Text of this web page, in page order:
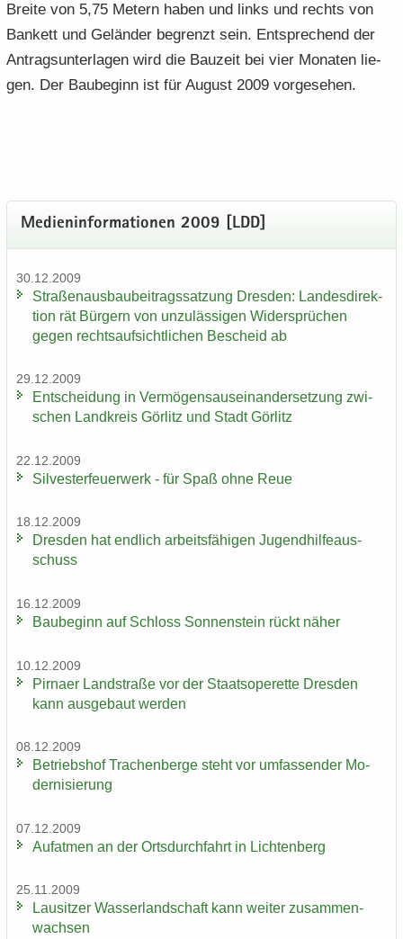
Brei­te von 5,75 Me­tern haben und links und rechts von
Ban­kett und Ge­län­der be­grenzt sein. Ent­spre­chend der
An­trags­un­ter­la­gen wird die Bau­zeit bei vier Mo­na­ten lie­
gen. Der Bau­be­ginn ist für Au­gust 2009 vor­ge­se­hen.
Me­di­en­in­for­ma­tio­nen 2009 [LDD]
30.12.2009
Stra­ßen­aus­bau­bei­trags­sat­zung Dres­den: Lan­des­di­rek­
ti­on rät Bür­gern von un­zu­läs­si­gen Wi­der­sprü­chen
gegen rechts­auf­sicht­li­chen Be­scheid ab
29.12.2009
Ent­schei­dung in Ver­mö­gens­aus­ein­an­der­set­zung zwi­
schen Land­kreis Gör­litz und Stadt Gör­litz
22.12.2009
Sil­ves­ter­feu­er­werk - für Spaß ohne Reue
18.12.2009
Dres­den hat end­lich ar­beits­fä­hi­gen Ju­gend­hil­fe­aus­
schuss
16.12.2009
Bau­be­ginn auf Schloss Son­nen­stein rückt näher
10.12.2009
Pirna­er Land­stra­ße vor der Staats­ope­ret­te Dres­den
kann aus­ge­baut wer­den
08.12.2009
Be­triebs­hof Tra­chen­ber­ge steht vor um­fas­sen­der Mo­
der­ni­sie­rung
07.12.2009
Auf­at­men an der Orts­durch­fahrt in Lich­ten­berg
25.11.2009
Lau­sit­zer Was­ser­land­schaft kann wei­ter zu­sam­men­
wach­sen